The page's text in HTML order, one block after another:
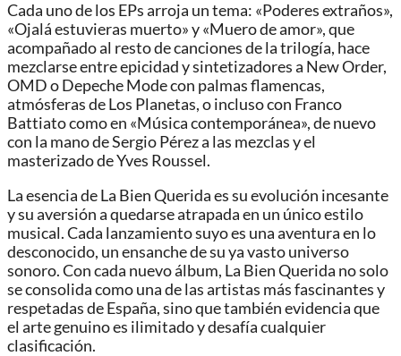
Cada uno de los EPs arroja un tema: «Poderes extraños»,
«Ojalá estuvieras muerto» y «Muero de amor», que
acompañado al resto de canciones de la trilogía, hace
mezclarse entre epicidad y sintetizadores a New Order,
OMD o Depeche Mode con palmas flamencas,
atmósferas de Los Planetas, o incluso con Franco
Battiato como en «Música contemporánea», de nuevo
con la mano de Sergio Pérez a las mezclas y el
masterizado de Yves Roussel.
La esencia de La Bien Querida es su evolución incesante
y su aversión a quedarse atrapada en un único estilo
musical. Cada lanzamiento suyo es una aventura en lo
desconocido, un ensanche de su ya vasto universo
sonoro. Con cada nuevo álbum, La Bien Querida no solo
se consolida como una de las artistas más fascinantes y
respetadas de España, sino que también evidencia que
el arte genuino es ilimitado y desafía cualquier
clasificación.